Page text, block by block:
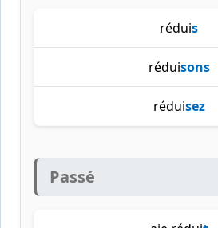
réduis
réduisons
réduisez
Passé